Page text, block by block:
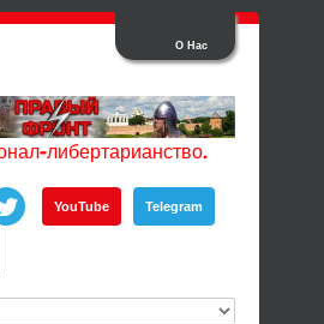
О Нас
либертарианство.
YouTube Telegram